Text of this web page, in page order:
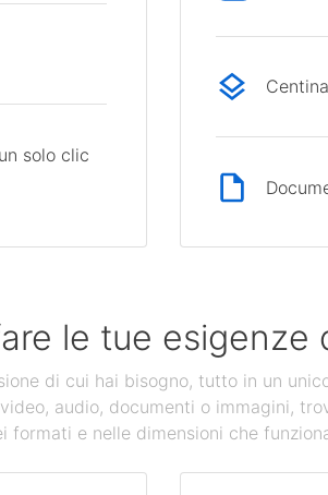
solo clic
le tue esigenze
di cui hai bisogno, tutto in un
audio, documenti o immagini,
formati e nelle dimensioni che